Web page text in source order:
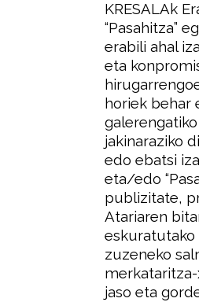
KRESALAk
“Pasahitza”
erabili ahal
eta
horiek behar
jakinaraziko
edo ebatsi
eta/edo
publizitate,
Atariaren
zuzeneko
jaso eta